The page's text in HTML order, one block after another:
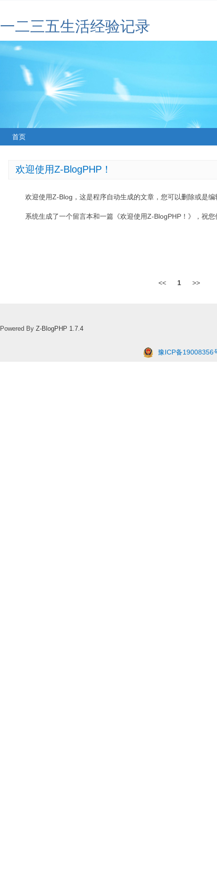
一二三五生活经验记录
首页
欢迎使用Z-BlogPHP！
欢迎使用Z-Blog，这是程序自动生成的文章，您可以删除或是编
系统生成了一个留言本和一篇《欢迎使用Z-BlogPHP！》，祝
<< 1 >>
Powered By Z-BlogPHP 1.7.4
豫ICP备19008356